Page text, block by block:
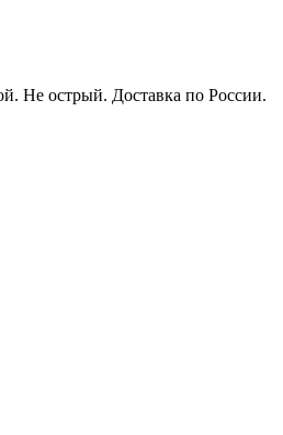
Не острый. Доставка по России.